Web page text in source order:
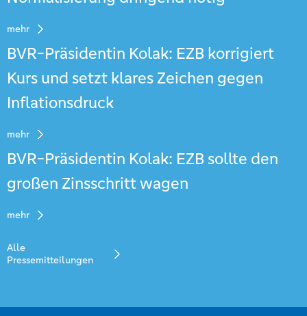
mehr
BVR-Präsidentin Kolak: EZB korrigiert
Kurs und setzt klares Zeichen gegen
Inflationsdruck
mehr
BVR-Präsidentin Kolak: EZB sollte den
großen Zinsschritt wagen
mehr
Alle
Pressemitteilungen